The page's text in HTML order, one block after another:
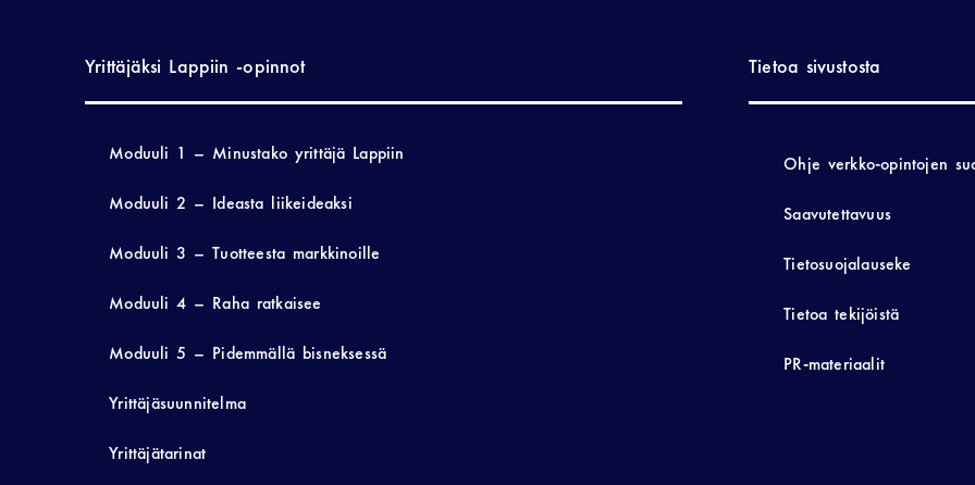
Yrittäjäksi Lappiin -opinnot
Moduuli 1 – Minustako yrittäjä Lappiin
Moduuli 2 – Ideasta liikeideaksi
Moduuli 3 – Tuotteesta markkinoille
Moduuli 4 – Raha ratkaisee
Moduuli 5 – Pidemmällä bisneksessä
Yrittäjäsuunnitelma
Yrittäjätarinat
Tietoa sivustosta
Ohje verkko-opintojen
Saavutettavuus
Tietosuojalauseke
Tietoa tekijöistä
PR-materiaalit